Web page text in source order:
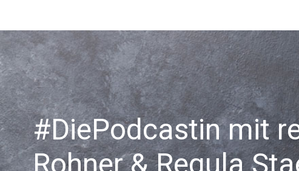
#DiePodcastin mit
Rohner & Regula